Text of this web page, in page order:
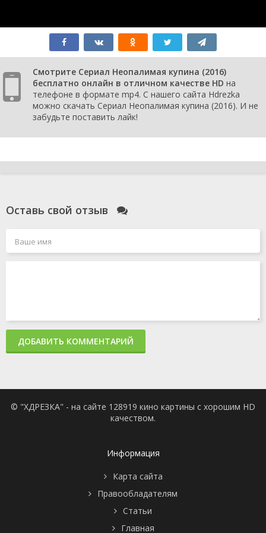
Смотрите Сериал Неопалимая купина (2016)
бесплатно онлайн в отличном качестве HD на
телефоне в формате mp4. С нашего сайта Hdrezka
можно скачать Сериал Неопалимая купина (2016). И не
забудьте поставить лайк!
Оставь свой отзыв
ДОБАВИТЬ КОММЕНТАРИЙ
© "ХДРЕЗКА" - на сайте 128919 кино картины с хорошим HD
качеством.
Информация
Карта сайта
Правообладателям
Статьи
Главная